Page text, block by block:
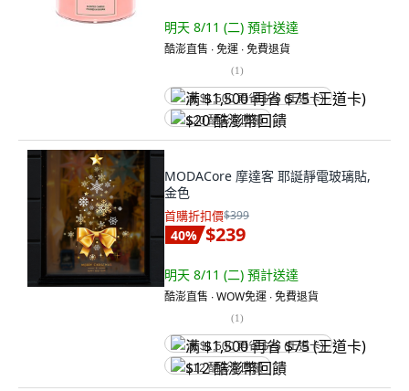
明天 8/11 (二) 預計送達
酷澎直售 ∙ 免運 ∙ 免費退貨
(1)
满 $1,500 再省 $75 (王道卡)
$20 酷澎幣回饋
MODACore 摩達客 耶誕靜電玻璃貼,
金色
首購折扣價$399
40% $239
明天 8/11 (二) 預計送達
酷澎直售 ∙ WOW免運 ∙ 免費退貨
(1)
满 $1,500 再省 $75 (王道卡)
$12 酷澎幣回饋